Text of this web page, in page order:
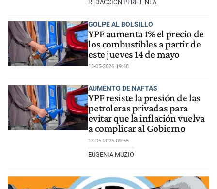
REDACCIÓN PERFIL NEA
GOLPE AL BOLSILLO
YPF aumenta 1% el precio de
los combustibles a partir de
este jueves 14 de mayo
13-05-2026 19:48
AUMENTO DE NAFTAS
YPF resiste la presión de las
petroleras privadas para
evitar que la inflación vuelva
a complicar al Gobierno
13-05-2026 09:55
EUGENIA MUZIO